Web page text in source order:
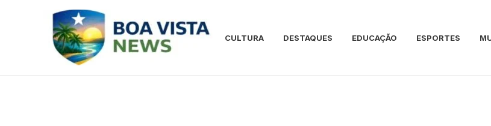
CULTURA DESTAQUES EDUCAÇÃO ESPORTES